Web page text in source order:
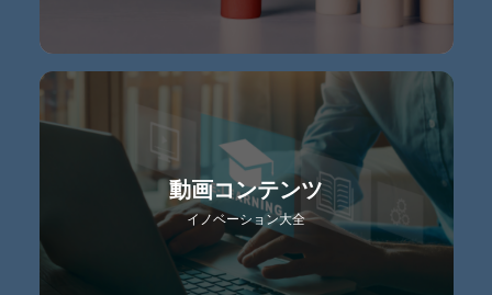
動画コンテンツ
イノベーション大全